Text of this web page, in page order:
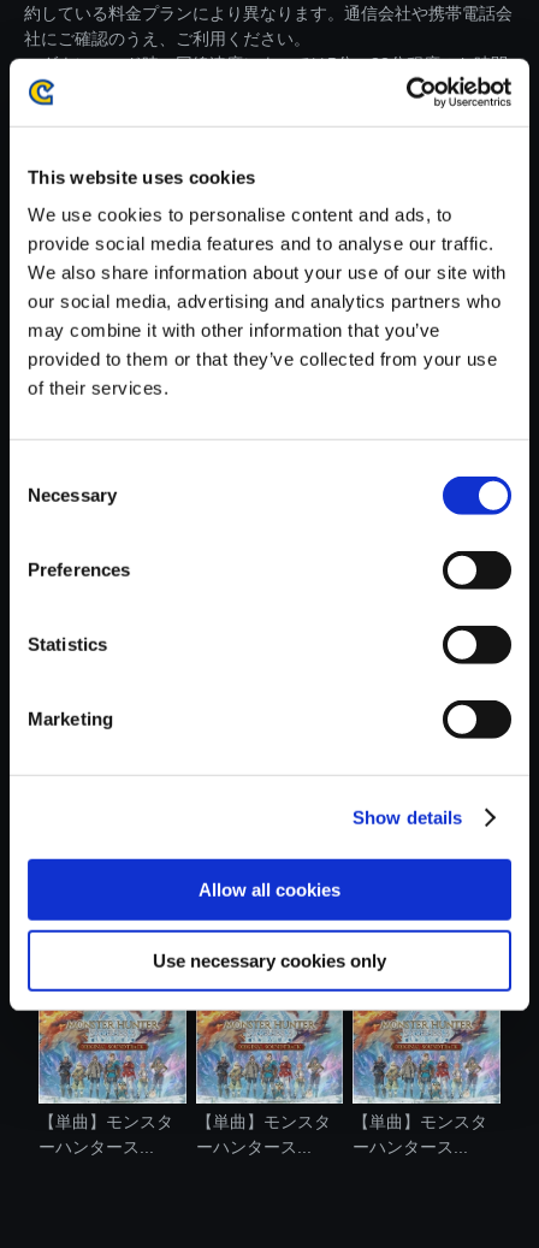
This website uses cookies
We use cookies to personalise content and ads, to
provide social media features and to analyse our traffic.
We also share information about your use of our site with
our social media, advertising and analytics partners who
may combine it with other information that you’ve
provided to them or that they’ve collected from your use
of their services.
Selection
Necessary
Preferences
Statistics
Marketing
Show details
Allow all cookies
Use necessary cookies only
約している料金プランにより異なります。通信会社や携帯電話会
社にご確認のうえ、ご利用ください。
・ダウンロード時、回線速度によっては5分～83分程度のお時間
がかかる場合がございます。
※ご購入いただいたファイルのダウンロードの際には、通信環境
【単曲】モンスターハンタース
トーリーズ3 ～運命の双竜～
150円
【単曲】モンスタ
【単曲】モンスタ
ーハンタース...
【単曲】モンスタ
ーハンタース...
【単曲】モンスタ
ーハンタース...